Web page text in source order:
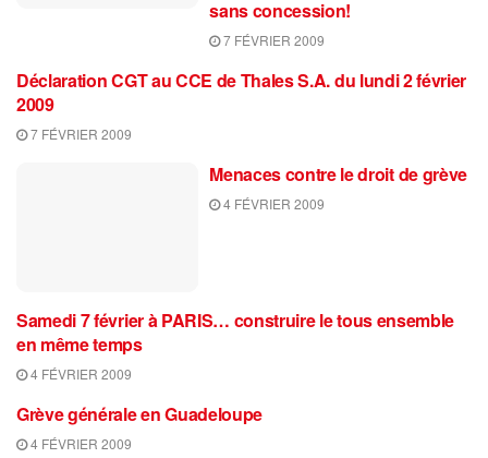
sans concession!
7 FÉVRIER 2009
Déclaration CGT au CCE de Thales S.A. du lundi 2 février
2009
7 FÉVRIER 2009
Menaces contre le droit de grève
4 FÉVRIER 2009
Samedi 7 février à PARIS… construire le tous ensemble
en même temps
4 FÉVRIER 2009
Grève générale en Guadeloupe
4 FÉVRIER 2009